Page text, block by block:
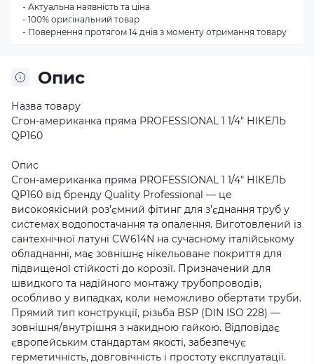
Опис
Назва товару
Сгон-американка пряма PROFESSIONAL 1 1/4″ НІКЕЛЬ
QP160
Опис
Сгон-американка пряма PROFESSIONAL 1 1/4″ НІКЕЛЬ
QP160 від бренду Quality Professional — це
високоякісний роз’ємний фітинг для з’єднання труб у
системах водопостачання та опалення. Виготовлений із
сантехнічної латуні CW614N на сучасному італійському
обладнанні, має зовнішнє нікельоване покриття для
підвищеної стійкості до корозії. Призначений для
швидкого та надійного монтажу трубопроводів,
особливо у випадках, коли неможливо обертати труби.
Прямий тип конструкції, різьба BSP (DIN ISO 228) —
зовнішня/внутрішня з накидною гайкою. Відповідає
європейським стандартам якості, забезпечує
герметичність, довговічність і простоту експлуатації.
- Актуальна наявність та ціна
- 100% оригінальний товар
- Повернення протягом 14 днів з моменту отримання товару